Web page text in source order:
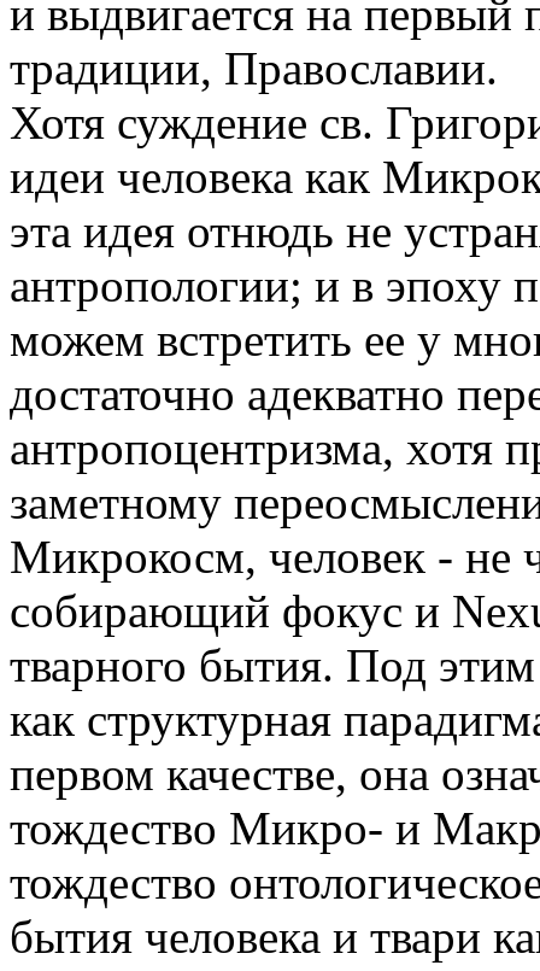
и выдвигается на первый
традиции, Православии.
Хотя суждение св.
идеи человека как
эта идея отнюдь не
антропологии; и в эпоху
можем встретить ее у
достаточно адекватно
антропоцентризма, хотя
заметному
Микрокосм, человек - не
собирающий фокус и
тварного бытия. Под
как структурная
первом качестве, она
тождество Микро- и
тождество
бытия человека и твари